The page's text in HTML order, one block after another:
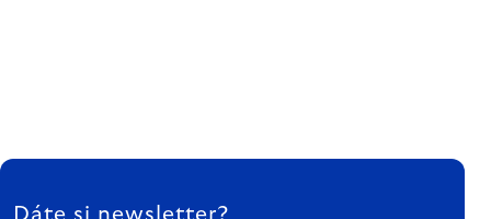
ZÁPÄTIE
Dáte si newsletter?